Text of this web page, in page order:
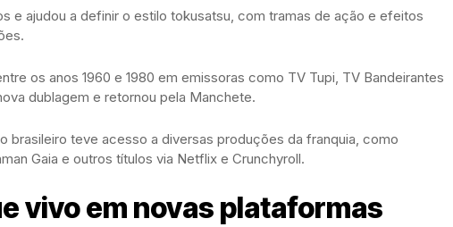
e ajudou a definir o estilo tokusatsu, com tramas de ação e efeitos
os anos 1960 e 1980 em emissoras como TV Tupi, TV Bandeirantes
dublagem e retornou pela Manchete.
brasileiro teve acesso a diversas produções da franquia, como
Gaia e outros títulos via Netflix e Crunchyroll.
vivo em novas plataformas